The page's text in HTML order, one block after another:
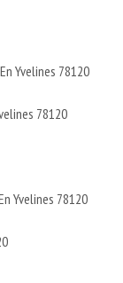
Yvelines 78120
78120
Yvelines 78120